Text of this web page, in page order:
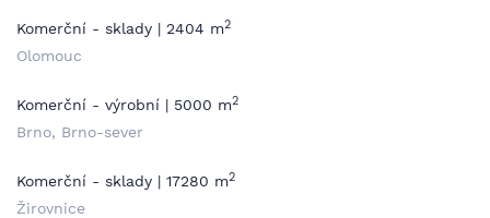
Komerční - sklady | 2404 m2
Olomouc
Komerční - výrobní | 5000 m2
Brno, Brno-sever
Komerční - sklady | 17280 m2
Žirovnice